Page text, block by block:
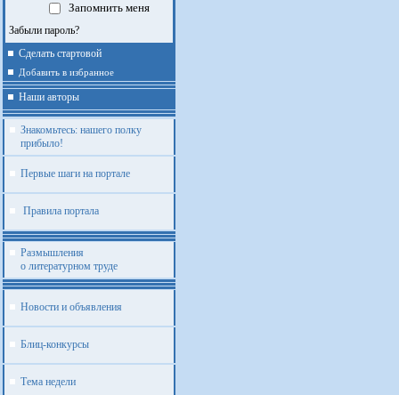
Запомнить меня
Забыли пароль?
Сделать стартовой
Добавить в избранное
Наши авторы
Знакомьтесь: нашего полку
прибыло!
Первые шаги на портале
Правила портала
Размышления
о литературном труде
Новости и объявления
Блиц-конкурсы
Тема недели